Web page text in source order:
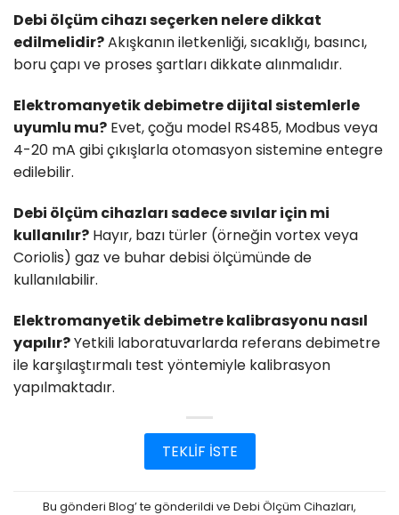
Debi ölçüm cihazı seçerken nelere dikkat
edilmelidir?Akışkanın iletkenliği, sıcaklığı, basıncı,
boru çapı ve proses şartları dikkate alınmalıdır.
Elektromanyetik debimetre dijital sistemlerle
uyumlu mu? Evet, çoğu model RS485, Modbus veya
4-20 mA gibi çıkışlarla otomasyon sistemine entegre
edilebilir.
Debi ölçüm cihazları sadece sıvılar için mi
kullanılır? Hayır, bazı türler (örneğin vortex veya
Coriolis) gaz ve buhar debisi ölçümünde de
kullanılabilir.
Elektromanyetik debimetre kalibrasyonu nasıl
yapılır?Yetkili laboratuvarlarda referans debimetre
ile karşılaştırmalı test yöntemiyle kalibrasyon
yapılmaktadır.
TEKLİF İSTE
Bu gönderi Blog’ te gönderildi ve Debi Ölçüm Cihazları,